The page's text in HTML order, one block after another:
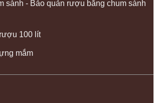
sành - Bảo quản rượu bằng chum sành
100 lít
mắm